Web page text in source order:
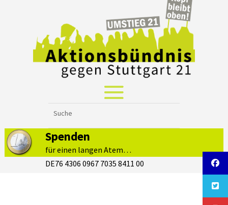
Spenden
für einen langen Atem…
DE76 4306 0967 7035 8411 00